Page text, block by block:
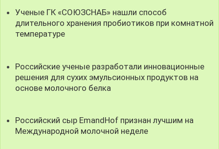
Ученые ГК «СОЮЗСНАБ» нашли способ
длительного хранения пробиотиков при комнатной
температуре
Российские ученые разработали инновационные
решения для сухих эмульсионных продуктов на
основе молочного белка
Российский сыр EmandHof признан лучшим на
Международной молочной неделе